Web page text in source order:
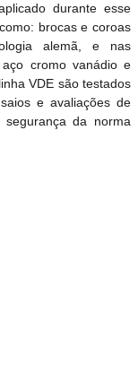
durante esse
brocas e coroas
alemã, e nas
cromo vanádio e
VDE são testados
e avaliações de
da norma